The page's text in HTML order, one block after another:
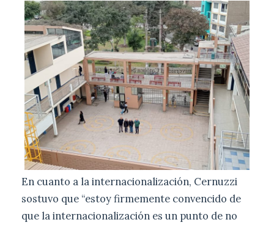
En cuanto a la internacionalización, Cernuzzi
sostuvo que “estoy firmemente convencido de
que la internacionalización es un punto de no